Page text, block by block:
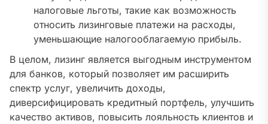
налоговые льготы, такие как возможность
относить лизинговые платежи на расходы,
уменьшающие налогооблагаемую прибыль.
В целом, лизинг является выгодным инструментом
для банков, который позволяет им расширить
спектр услуг, увеличить доходы,
диверсифицировать кредитный портфель, улучшить
качество активов, повысить лояльность клиентов и